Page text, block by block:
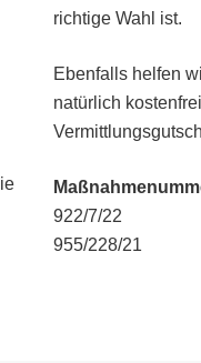
richtige Wahl ist.
Ebenfalls helfen
natürlich
922/7/22
955/228/21